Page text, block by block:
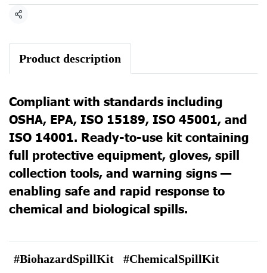
แชร์
Product description
Compliant with standards including
OSHA, EPA, ISO 15189, ISO 45001, and
ISO 14001. Ready-to-use kit containing
full protective equipment, gloves, spill
collection tools, and warning signs —
enabling safe and rapid response to
chemical and biological spills.
#BiohazardSpillKit
#ChemicalSpillKit